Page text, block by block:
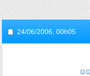
24/06/2006, 00h05